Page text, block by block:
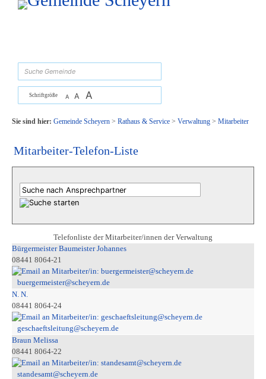
Zum Inhalt, zur Navigationoder zur Startseite springen.
Schriftgröße A A A
Sie sind hier: Gemeinde Scheyern> Rathaus & Service> Verwaltung> Mitarbeiter
Mitarbeiter-Telefon-Liste
Telefonliste der Mitarbeiter/innen der Verwaltung
Bürgermeister Baumeister Johannes
08441 8064-21
buergermeister@scheyern.de
N. N.
08441 8064-24
geschaeftsleitung@scheyern.de
Braun Melissa
08441 8064-22
standesamt@scheyern.de